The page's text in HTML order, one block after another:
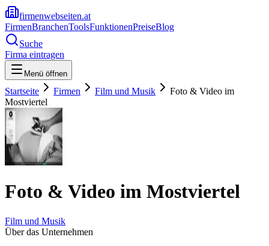
firmenwebseiten.at
FirmenBranchenToolsFunktionenPreiseBlog
Suche
Firma eintragen
Menü öffnen
Startseite Firmen Film und Musik
Foto & Video im
Mostviertel
Foto & Video im Mostviertel
Film und Musik
Über das Unternehmen